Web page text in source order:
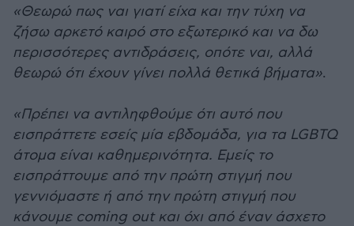
«Θεωρώ πως ναι γιατί είχα και την τύχη να
ζήσω αρκετό καιρό στο εξωτερικό και να δω
περισσότερες αντιδράσεις, οπότε ναι, αλλά
θεωρώ ότι έχουν γίνει πολλά θετικά βήματα».
«Πρέπει να αντιληφθούμε ότι αυτό που
εισπράττετε εσείς μία εβδομάδα, για τα LGBTQ
άτομα είναι καθημερινότητα. Εμείς το
εισπράττουμε από την πρώτη στιγμή που
γεννιόμαστε ή από την πρώτη στιγμή που
κάνουμε coming out και όχι από έναν άσχετο